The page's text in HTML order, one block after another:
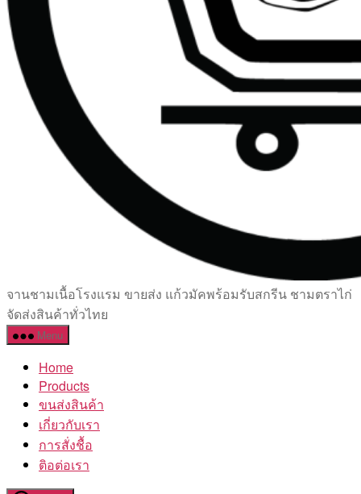
เซรามิค
ครบ
ครัน
โรงงาน
จานชามเนื้อโรงแรม ขายส่ง แก้วมัคพร้อมรับสกรีน ชามตราไก่
จัดส่งสินค้าทั่วไทย
Menu
Home
Products
ขนส่งสินค้า
เกี่ยวกับเรา
การสั่งชื้อ
ติอต่อเรา